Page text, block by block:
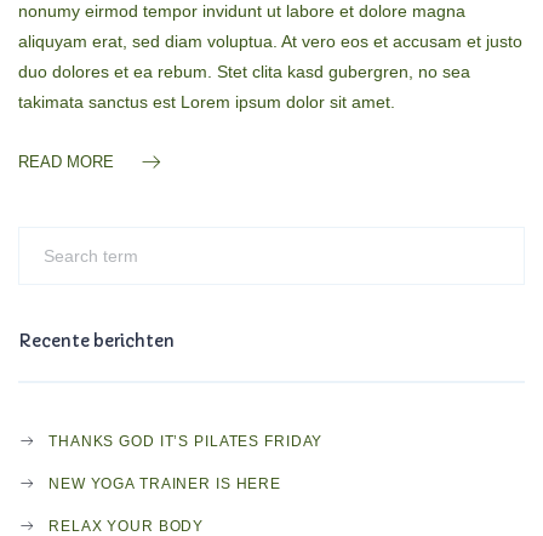
nonumy eirmod tempor invidunt ut labore et dolore magna
aliquyam erat, sed diam voluptua. At vero eos et accusam et justo
duo dolores et ea rebum. Stet clita kasd gubergren, no sea
takimata sanctus est Lorem ipsum dolor sit amet.
READ MORE
Recente berichten
THANKS GOD IT’S PILATES FRIDAY
NEW YOGA TRAINER IS HERE
RELAX YOUR BODY